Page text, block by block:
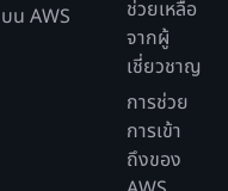
บน AWS
ช่วยเหลือ
จากผู้
เชี่ยวชาญ
การช่วย
การเข้า
ถึงของ